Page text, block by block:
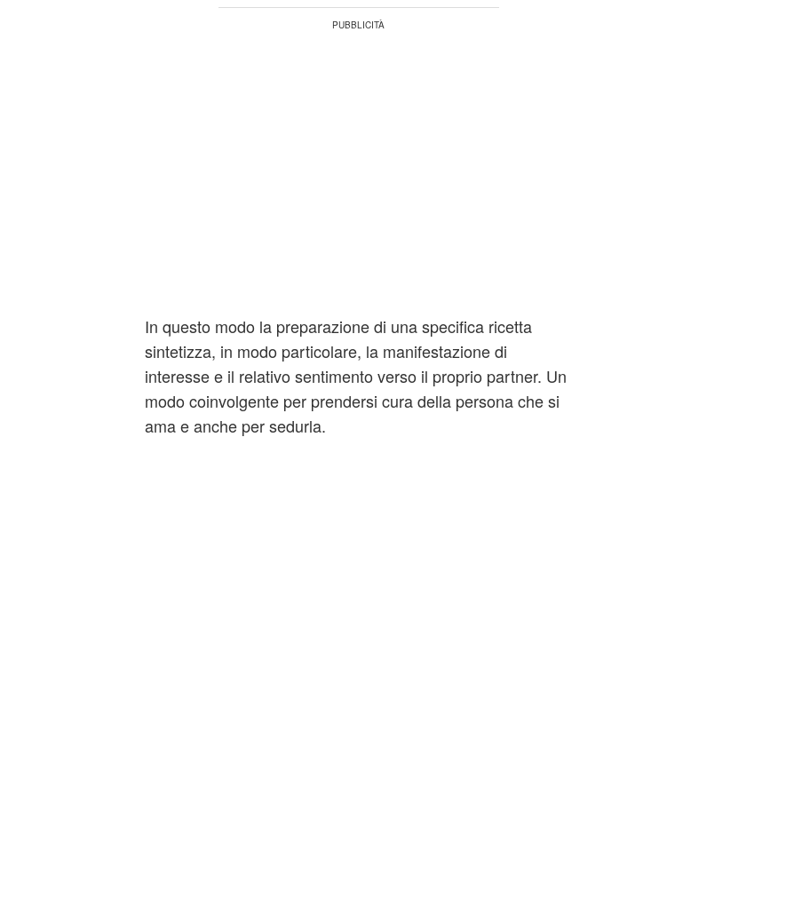
In questo modo la preparazione di una specifica ricetta
sintetizza, in modo particolare, la manifestazione di
interesse e il relativo sentimento verso il proprio partner. Un
modo coinvolgente per prendersi cura della persona che si
ama e anche per sedurla.